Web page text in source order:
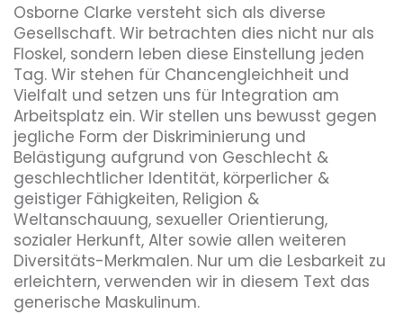
Osborne Clarke versteht sich als diverse
Gesellschaft. Wir betrachten dies nicht nur als
Floskel, sondern leben diese Einstellung jeden
Tag. Wir stehen für Chancengleichheit und
Vielfalt und setzen uns für Integration am
Arbeitsplatz ein. Wir stellen uns bewusst gegen
jegliche Form der Diskriminierung und
Belästigung aufgrund von Geschlecht &
geschlechtlicher Identität, körperlicher &
geistiger Fähigkeiten, Religion &
Weltanschauung, sexueller Orientierung,
sozialer Herkunft, Alter sowie allen weiteren
Diversitäts-Merkmalen. Nur um die Lesbarkeit zu
erleichtern, verwenden wir in diesem Text das
generische Maskulinum.